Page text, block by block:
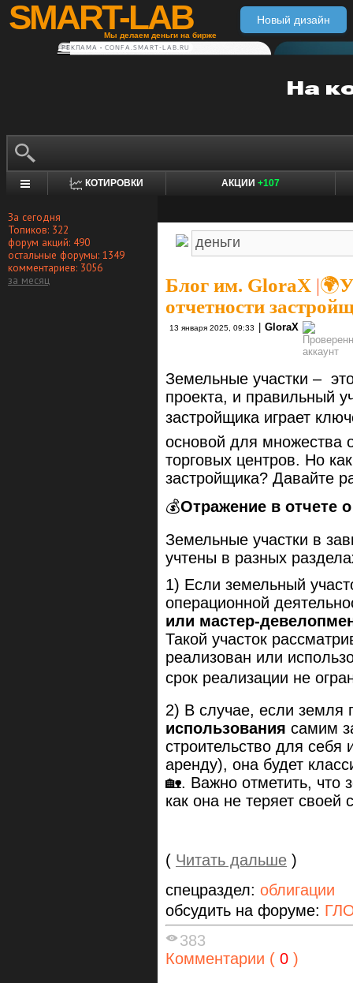
SMART-LAB
Мы делаем деньги на бирже
Новый дизайн
РЕКЛАМА • CONFA.SMART-LAB.RU
КОТИРОВКИ АКЦИИ +107
За сегодня
Топиков: 322
форум акций: 490
остальные форумы: 1349
комментариев: 3056
за месяц
Блог им. GloraX |
отчетности
13 января 2025, 09:33 GloraX
Земельные участки –
проекта, и правильный
застройщика играет
основой для множества
торговых центров. Но
застройщика? Давайте
💰Отражение в отчете
Земельные участки в
учтены в разных
1) Если земельный
операционной
или мастер-
Такой участок
реализован или
срок реализации не
2) В случае, если земля
использования самим
строительство для себя
аренду), она будет
🏡. Важно отметить, что
как она не теряет
( Читать дальше )
спецраздел: облигации
обсудить на форуме:
383
Комментарии ( 0 )